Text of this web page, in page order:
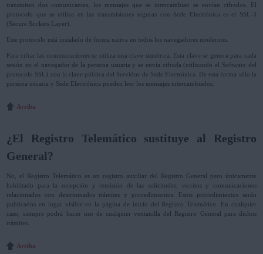
transmiten dos comunicantes, los mensajes que se intercambian se envían cifrados. El
protocolo que se utiliza en las transmisiones seguras con Sede Electrónica es el SSL-3
(Secure Sockets Layer).
Este protocolo está instalado de forma nativa en todos los navegadores modernos.
Para cifrar las comunicaciones se utiliza una clave simétrica. Esta clave se genera para cada
sesión en el navegador de la persona usuaria y se envía cifrada (utilizando el Software del
protocolo SSL) con la clave pública del Servidor de Sede Electrónica. De esta forma sólo la
persona usuaria y Sede Electrónica pueden leer los mensajes intercambiados.
Arriba
¿El Registro Telemático sustituye al Registro
General?
No, el Registro Telemático es un registro auxiliar del Registro General pero únicamente
habilitado para la recepción y remisión de las solicitudes, escritos y comunicaciones
relacionados con determinados trámites y procedimientos. Estos procedimientos serán
publicados en lugar visible en la página de inicio del Registro Telemático. En cualquier
caso, siempre podrá hacer uso de cualquier ventanilla del Registro General para dichos
trámites.
Arriba